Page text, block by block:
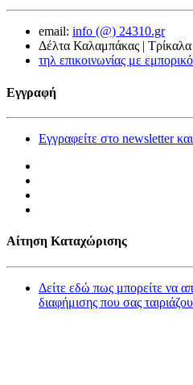
email: info (@) 24310.gr
Δέλτα Καλαμπάκας | Τρίκαλα
τηλ επικοινωνίας με
Εγγραφή
Εγγραφείτε στο newsletter
Αίτηση Καταχώρισης
Δείτε εδώ πως μπορείτε να
διαφήμισης που σας